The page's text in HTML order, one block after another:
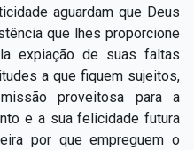
aguardam que Deus
que lhes proporcione
expiação de suas faltas
a que fiquem sujeitos,
proveitosa para a
e a sua felicidade futura
por que empreguem o